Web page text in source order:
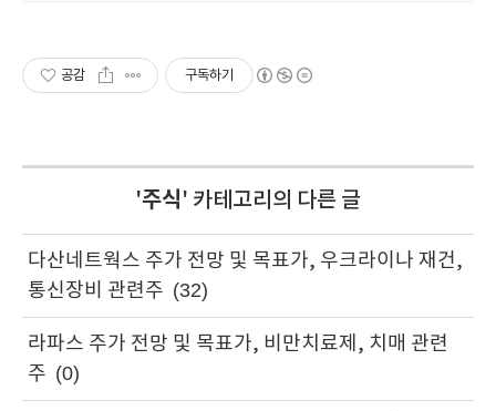
공감 구독하기
'주식' 카테고리의 다른 글
다산네트웍스 주가 전망 및 목표가, 우크라이나 재건,
통신장비 관련주 (32)
라파스 주가 전망 및 목표가, 비만치료제, 치매 관련
주 (0)